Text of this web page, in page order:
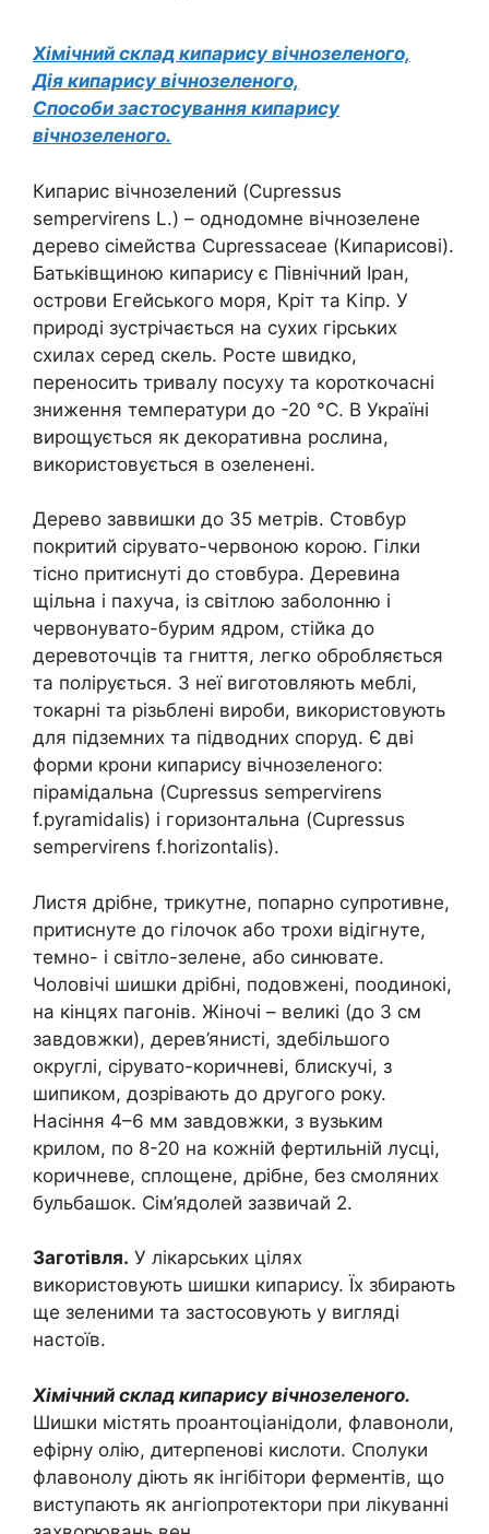
Хімічний склад кипарису вічнозеленого,
Дія кипарису вічнозеленого,
Способи застосування кипарису
вічнозеленого.
Кипарис вічнозелений (Cupressus
sempervirens L.) – однодомне вічнозелене
дерево сімейства Cupressaceae (Кипарисові).
Батьківщиною кипарису є Північний Іран,
острови Егейського моря, Кріт та Кіпр. У
природі зустрічається на сухих гірських
схилах серед скель. Росте швидко,
переносить тривалу посуху та короткочасні
зниження температури до -20 °C. В Україні
вирощується як декоративна рослина,
використовується в озеленені.
Дерево заввишки до 35 метрів. Стовбур
покритий сірувато-червоною корою. Гілки
тісно притиснуті до стовбура. Деревина
щільна і пахуча, із світлою заболонню і
червонувато-бурим ядром, стійка до
деревоточців та гниття, легко обробляється
та полірується. З неї виготовляють меблі,
токарні та різьблені вироби, використовують
для підземних та підводних споруд. Є дві
форми крони кипарису вічнозеленого:
пірамідальна (Cupressus sempervirens
f.pyramidalis) і горизонтальна (Cupressus
sempervirens f.horizontalis).
Листя дрібне, трикутне, попарно супротивне,
притиснуте до гілочок або трохи відігнуте,
темно- і світло-зелене, або синювате.
Чоловічі шишки дрібні, подовжені, поодинокі,
на кінцях пагонів. Жіночі – великі (до 3 см
завдовжки), дерев’янисті, здебільшого
округлі, сірувато-коричневі, блискучі, з
шипиком, дозрівають до другого року.
Насіння 4–6 мм завдовжки, з вузьким
крилом, по 8-20 на кожній фертильній лусці,
коричневе, сплощене, дрібне, без смоляних
бульбашок. Сім’ядолей зазвичай 2.
Заготівля. У лікарських цілях
використовують шишки кипарису. Їх збирають
ще зеленими та застосовують у вигляді
настоїв.
Хімічний склад кипарису вічнозеленого.
Шишки містять проантоціанідоли, флавоноли,
ефірну олію, дитерпенові кислоти. Сполуки
флавонолу діють як інгібітори ферментів, що
виступають як ангіопротектори при лікуванні